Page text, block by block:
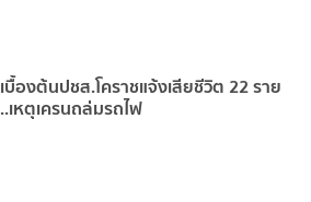
เบื้องต้นปชส.โคราชแจ้งเสียชีวิต 22 ราย
..เหตุเครนถล่มรถไฟ